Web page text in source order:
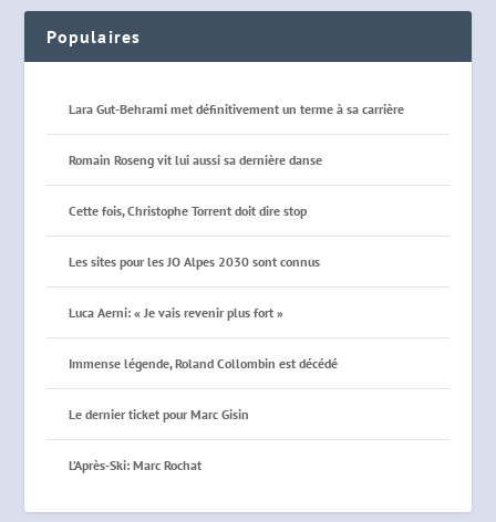
Populaires
Lara Gut-Behrami met définitivement un terme à sa carrière
Romain Roseng vit lui aussi sa dernière danse
Cette fois, Christophe Torrent doit dire stop
Les sites pour les JO Alpes 2030 sont connus
Luca Aerni: « Je vais revenir plus fort »
Immense légende, Roland Collombin est décédé
Le dernier ticket pour Marc Gisin
L’Après-Ski: Marc Rochat